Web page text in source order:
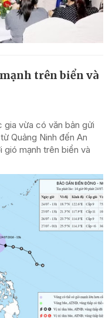
trên biển và
gia vừa có văn bản gửi
Quảng Ninh đến An
mạnh trên biển và